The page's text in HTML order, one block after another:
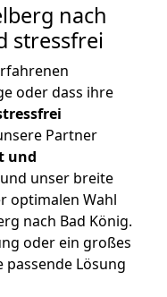
nach
stressfrei
oder dass ihre
Partner
und
unser breite
optimalen Wahl
nach Bad König.
oder ein großes
passende Lösung